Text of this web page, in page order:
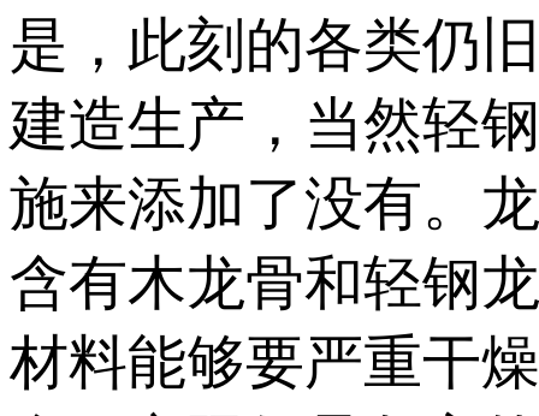
是，此刻的各类仍
建造生产，当然轻
施来添加了没有。
含有木龙骨和轻钢
材料能够要严重干